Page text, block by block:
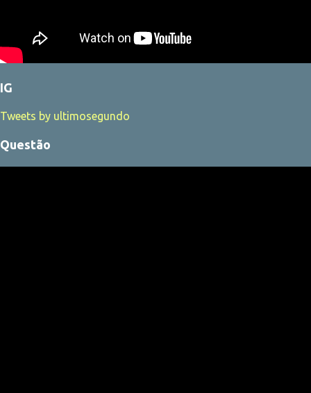
IG
Tweets by ultimosegundo
Questão